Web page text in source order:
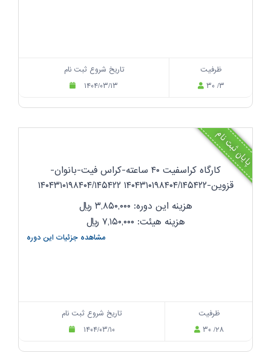
تاریخ شروع ثبت نام
۱۴۰۴/۰۳/۱۳
ظرفیت
۳۰ /۳
پایان ثبت نام
کارگاه کراسفیت ۴۰ ساعته-کراس فیت-بانوان-
قزوین-۱۴۰۴۳۱۰۱۹۸۴۰۴/۱۴۵۴۲۲ ۱۴۰۴۳۱۰۱۹۸۴۰۴/۱۴۵۴۲۲
هزینه این دوره: ۳,۸۵۰,۰۰۰
ریال
هزینه هیئت: ۷,۱۵۰,۰۰۰
ریال
مشاهده جزئیات این دوره
تاریخ شروع ثبت نام
۱۴۰۴/۰۳/۱۰
ظرفیت
۳۰ /۲۸